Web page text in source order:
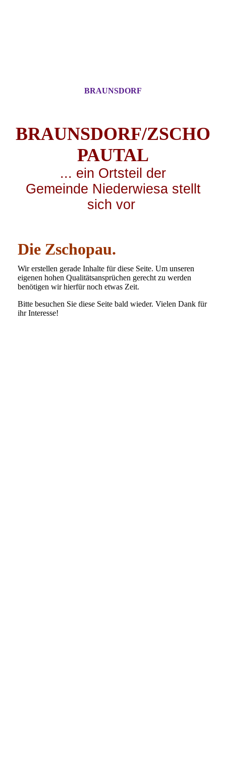
BRAUNSDORF
BRAUNSDORF/ZSCHO
PAUTAL
... ein Ortsteil der
Gemeinde Niederwiesa stellt
sich vor
Die Zschopau.
Wir erstellen gerade Inhalte für diese Seite. Um unseren
eigenen hohen Qualitätsansprüchen gerecht zu werden
benötigen wir hierfür noch etwas Zeit.
Bitte besuchen Sie diese Seite bald wieder. Vielen Dank für
ihr Interesse!